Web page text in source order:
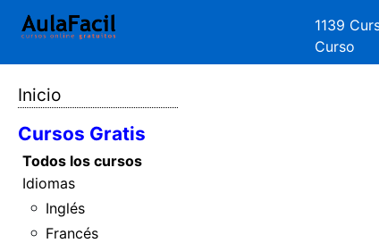
1139
Curso
Inicio
Cursos Gratis
Todos los cursos
Idiomas
Inglés
Francés